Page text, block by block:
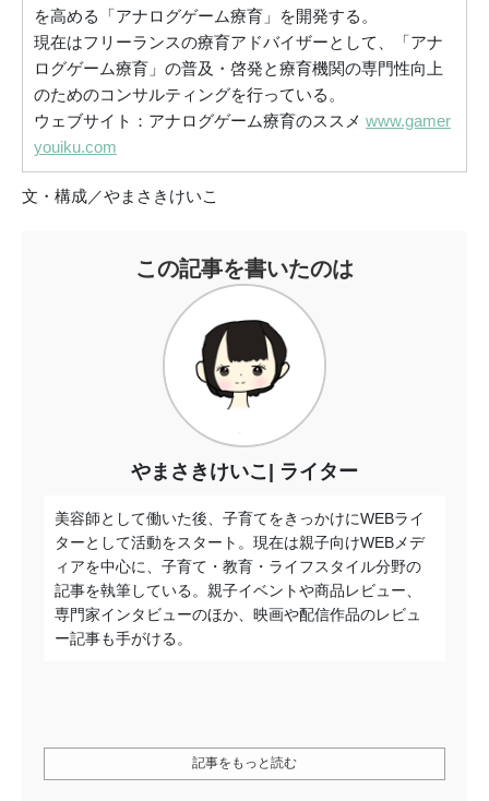
を高める「アナログゲーム療育」を開発する。
現在はフリーランスの療育アドバイザーとして、「アナ
ログゲーム療育」の普及・啓発と療育機関の専門性向上
のためのコンサルティングを行っている。
ウェブサイト：アナログゲーム療育のススメ www.gamer
youiku.com
文・構成／やまさきけいこ
この記事を書いたのは
やまさきけいこ ライター
美容師として働いた後、子育てをきっかけにWEBライ
ターとして活動をスタート。現在は親子向けWEBメデ
ィアを中心に、子育て・教育・ライフスタイル分野の
記事を執筆している。親子イベントや商品レビュー、
専門家インタビューのほか、映画や配信作品のレビュ
ー記事も手がける。
記事をもっと読む